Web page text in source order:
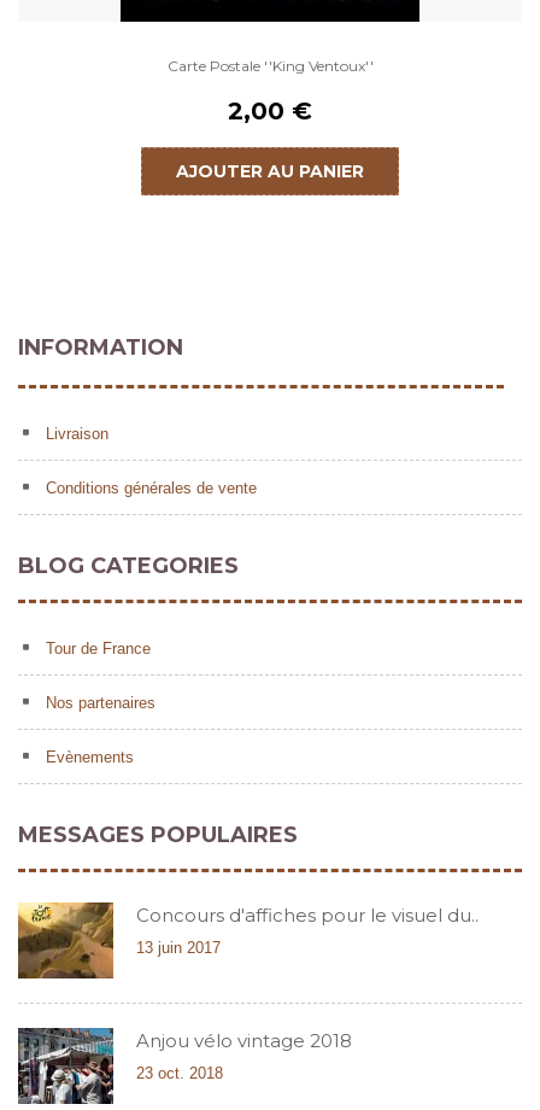
Carte Postale ''King Ventoux''
2,00 €
AJOUTER AU PANIER
INFORMATION
Livraison
Conditions générales de vente
BLOG CATEGORIES
Tour de France
Nos partenaires
Evènements
MESSAGES POPULAIRES
Concours d'affiches pour le visuel du..
13 juin 2017
Anjou vélo vintage 2018
23 oct. 2018